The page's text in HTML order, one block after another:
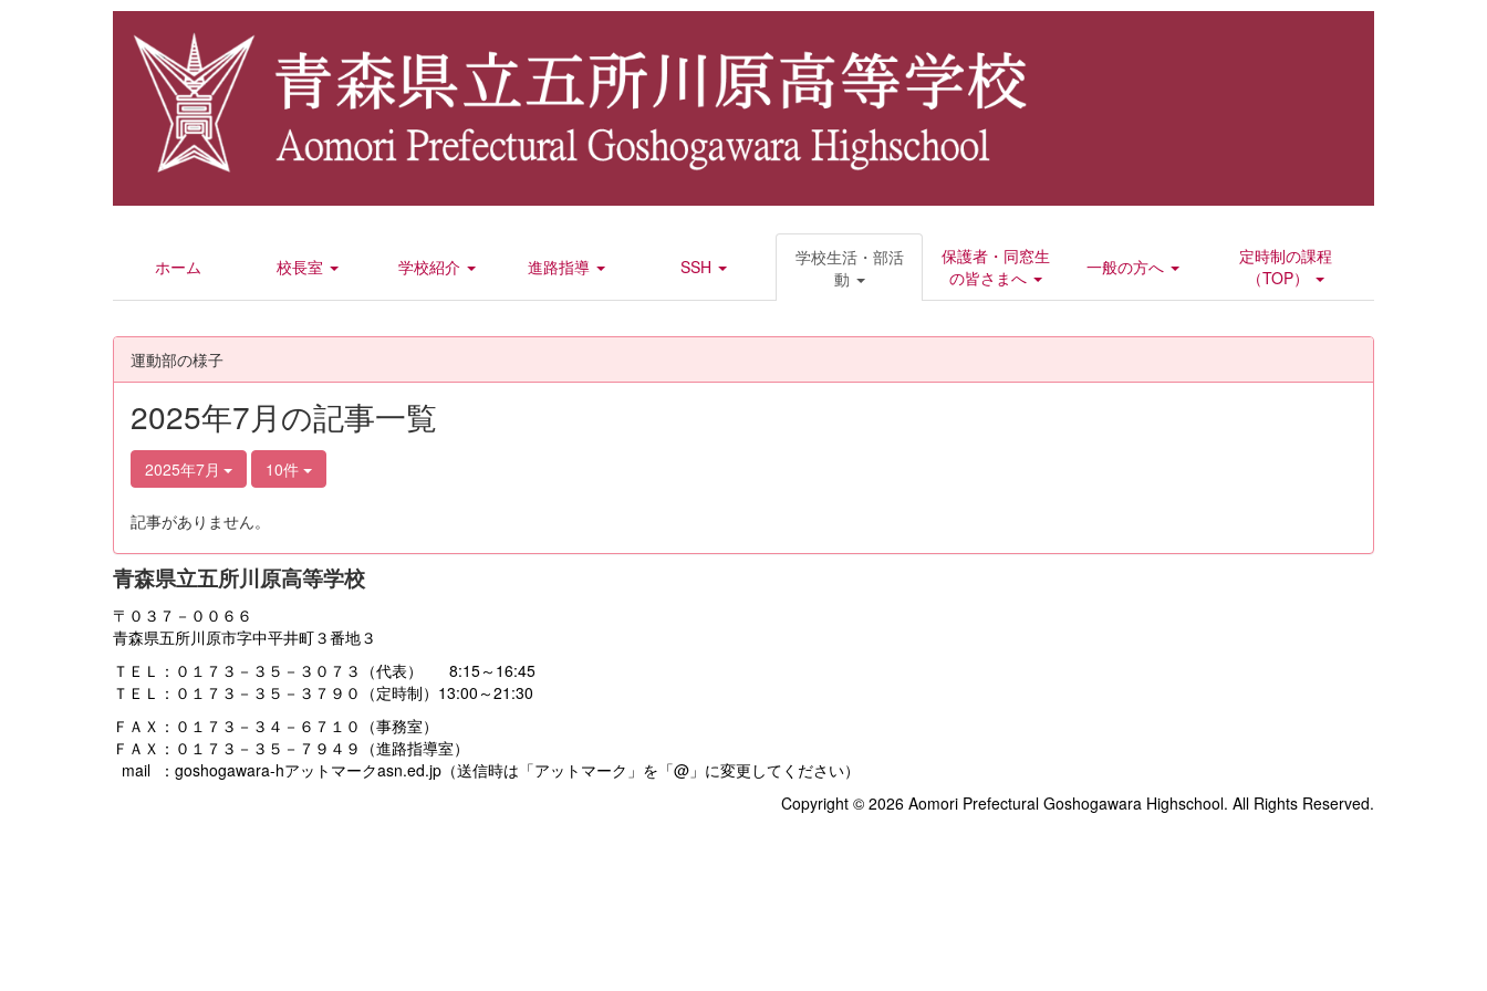
ホーム 校長室 学校紹介 進路指導 SSH
学校生活・部活
動
保護者・同窓生
の皆さまへ
一般の方へ
定時制の課程
（TOP）
運動部の様子
2025年7月の記事一覧
2025年7月 10件
記事がありません。
青森県立五所川原高等学校
〒０３７－００６６
青森県五所川原市字中平井町３番地３
ＴＥＬ：０１７３－３５－３０７３（代表） 8:15～16:45
ＴＥＬ：０１７３－３５－３７９０（定時制）13:00～21:30
ＦＡＸ：０１７３－３４－６７１０（事務室）
ＦＡＸ：０１７３－３５－７９４９（進路指導室）
mail ：goshogawara-hアットマークasn.ed.jp（送信時は「アットマーク」を「@」に変更してください）
Copyright © 2026 Aomori Prefectural Goshogawara Highschool. All Rights Reserved.